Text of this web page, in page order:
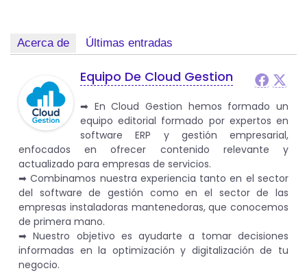
Acerca de Últimas entradas
Equipo De Cloud Gestion
➡︎ En Cloud Gestion hemos formado un
equipo editorial formado por expertos en
software ERP y gestión empresarial,
enfocados en ofrecer contenido relevante y
actualizado para empresas de servicios.
➡︎ Combinamos nuestra experiencia tanto en el sector
del software de gestión como en el sector de las
empresas instaladoras mantenedoras, que conocemos
de primera mano.
➡︎ Nuestro objetivo es ayudarte a tomar decisiones
informadas en la optimización y digitalización de tu
negocio.